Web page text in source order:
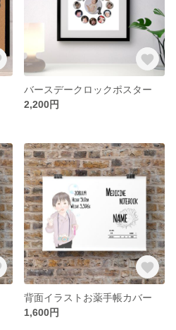
バースデークロックポスター
2,200円
背面イラストお薬手帳カバー
1,600円